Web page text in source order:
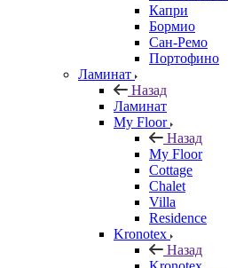
Капри
Бормио
Сан-Ремо
Портофино
Ламинат
Назад
Ламинат
My Floor
Назад
My Floor
Cottage
Chalet
Villa
Residence
Kronotex
Назад